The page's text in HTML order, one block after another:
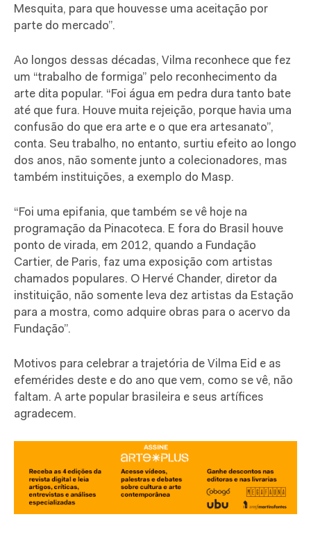
Mesquita, para que houvesse uma aceitação por
parte do mercado”.
Ao longos dessas décadas, Vilma reconhece que fez
um “trabalho de formiga” pelo reconhecimento da
arte dita popular. “Foi água em pedra dura tanto bate
até que fura. Houve muita rejeição, porque havia uma
confusão do que era arte e o que era artesanato”,
conta. Seu trabalho, no entanto, surtiu efeito ao longo
dos anos, não somente junto a colecionadores, mas
também instituições, a exemplo do Masp.
“Foi uma epifania, que também se vê hoje na
programação da Pinacoteca. E fora do Brasil houve
ponto de virada, em 2012, quando a Fundação
Cartier, de Paris, faz uma exposição com artistas
chamados populares. O Hervé Chander, diretor da
instituição, não somente leva dez artistas da Estação
para a mostra, como adquire obras para o acervo da
Fundação”.
Motivos para celebrar a trajetória de Vilma Eid e as
efemérides deste e do ano que vem, como se vê, não
faltam. A arte popular brasileira e seus artífices
agradecem.